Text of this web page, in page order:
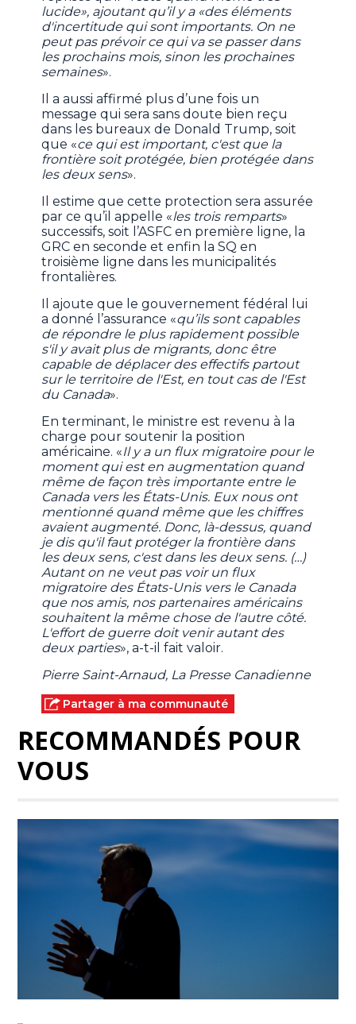
lucide», ajoutant qu’il y a «des éléments
d'incertitude qui sont importants. On ne
peut pas prévoir ce qui va se passer dans
les prochains mois, sinon les prochaines
semaines».
Il a aussi affirmé plus d’une fois un
message qui sera sans doute bien reçu
dans les bureaux de Donald Trump, soit
que «ce qui est important, c'est que la
frontière soit protégée, bien protégée dans
les deux sens».
Il estime que cette protection sera assurée
par ce qu’il appelle «les trois remparts»
successifs, soit l’ASFC en première ligne, la
GRC en seconde et enfin la SQ en
troisième ligne dans les municipalités
frontalières.
Il ajoute que le gouvernement fédéral lui
a donné l’assurance «qu’ils sont capables
de répondre le plus rapidement possible
s'il y avait plus de migrants, donc être
capable de déplacer des effectifs partout
sur le territoire de l'Est, en tout cas de l'Est
du Canada».
En terminant, le ministre est revenu à la
charge pour soutenir la position
américaine. «Il y a un flux migratoire pour le
moment qui est en augmentation quand
même de façon très importante entre le
Canada vers les États-Unis. Eux nous ont
mentionné quand même que les chiffres
avaient augmenté. Donc, là-dessus, quand
je dis qu'il faut protéger la frontière dans
les deux sens, c'est dans les deux sens. (…)
Autant on ne veut pas voir un flux
migratoire des États-Unis vers le Canada
que nos amis, nos partenaires américains
souhaitent la même chose de l'autre côté.
L'effort de guerre doit venir autant des
deux parties», a-t-il fait valoir.
Pierre Saint-Arnaud, La Presse Canadienne
Partager à ma communauté
RECOMMANDÉS POUR
VOUS